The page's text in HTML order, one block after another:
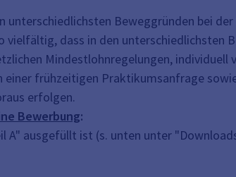
unterschiedlichsten Beweggründen bei
vielfältig, dass in den
Mindestlohnregelungen, individuell
einer frühzeitigen Praktikumsanfrage
erfolgen.
Bewerbung:
A" ausgefüllt ist (s. unten unter